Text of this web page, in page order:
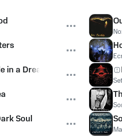
in a Dream Crow
Soul